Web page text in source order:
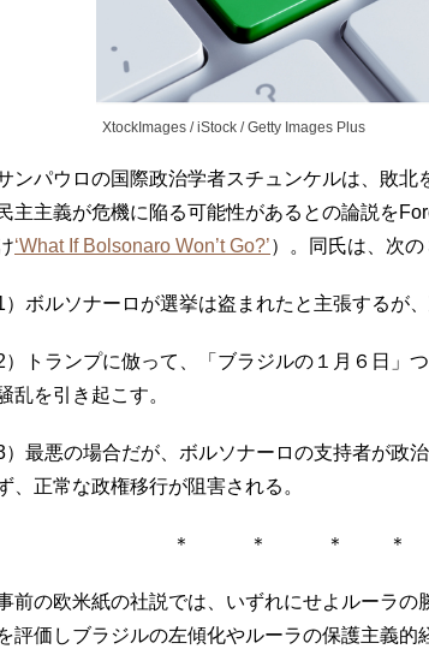
XtockImages / iStock / Getty Images Plus
ンパウロの国際政治学者スチュンケルは、敗北
主主義が危機に陥る可能性があるとの論説を
‘What If Bolsonaro Won’t Go?’）。同氏は、次の
1）ボルソナーロが選挙は盗まれたと主張するが
2）トランプに倣って、「ブラジルの１月６日」
乱を引き起こす。
3）最悪の場合だが、ボルソナーロの支持者が政
、正常な政権移行が阻害される。
＊ ＊ ＊
前の欧米紙の社説では、いずれにせよルーラの
評価しブラジルの左傾化やルーラの保護主義